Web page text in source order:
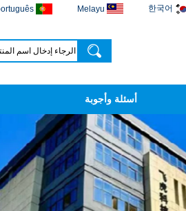
한국어
Melayu
أسئلة وأجوبة